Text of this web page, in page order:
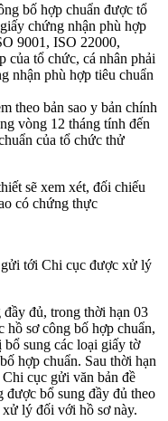
bố hợp chuẩn được tổ
chứng nhận phù hợp
9001, ISO 22000,
tổ chức, cá nhân phải
nhận phù hợp tiêu chuẩn
theo bản sao y bản chính
vòng 12 tháng tính đến
của tổ chức thử
sẽ xem xét, đối chiếu
có chứng thực
gửi tới Chi cục được xử lý
đủ, trong thời hạn 03
hồ sơ công bố hợp chuẩn,
sung các loại giấy tờ
hợp chuẩn. Sau thời hạn
cục gửi văn bản đề
được bổ sung đầy đủ theo
lý đối với hồ sơ này.